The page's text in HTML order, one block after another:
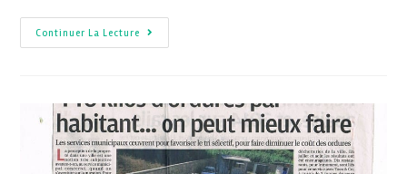
Continuer La Lecture